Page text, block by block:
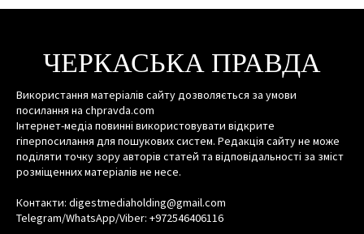
ЧЕРКАСЬКА ПРАВДА
Використання матеріалів сайту дозволяється за умови
посилання на chpravda.com
Інтернет-медіа повинні використовувати відкрите
гіперпосилання для пошукових систем. Редакція сайту не може
поділяти точку зору авторів статей та відповідальності за зміст
розміщенних матеріалів не несе.
Контакти: digestmediaholding@gmail.com
Telegram/WhatsApp/Viber: +972546406116